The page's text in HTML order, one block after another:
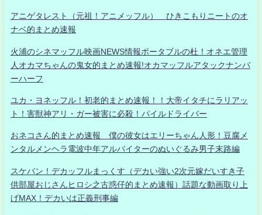
アニゲタレスト（元祖！アニメッフル） ひきこもりニートのオ
ナベ的まとめ速報
火浦のシネマッフル映画NEWS情報ポータブルの杜！オネエ管理
人オカマちゃんの鬼女的まとめ速報!オカマッフルアタックナンバ
ーハーフ
ユカ・ヨネッフル！初老的まとめ速報！！大帝イタチにラリアッ
ト！害獣神アリ・ガー被害に必殺！パイルドライバー
おネコさん的まとめ速報 僕の彼女はエリーちゃん人形！豆腐メ
ンタルメンヘラ電波中年アルバイターのぬいぐるみ男子末路編
スケバン！デカッフルまっくす（デカい強い2次元嫁だいすき子
供部屋おじさんヒロシ之古惑仔的まとめ速報）話題な動画取り上
げMAX！デカいは正義刑事編